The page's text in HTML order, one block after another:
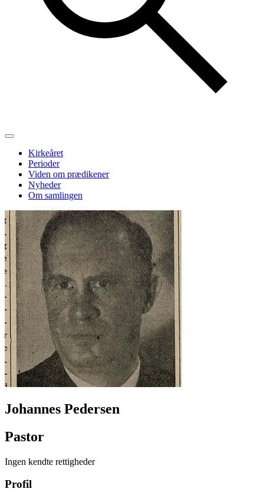
Kirkeåret
Perioder
Viden om prædikener
Nyheder
Om samlingen
Johannes Pedersen
Pastor
Ingen kendte rettigheder
Profil